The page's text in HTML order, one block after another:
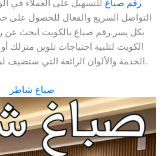
رقم صباغ للتسهيل على العملاء في
التواصل السريع والفعال للحصول على
بكل يسر.رقم صباغ بالكويت ابحث
الكويت لتلبية احتياجات تلوين منزلك
الخدمة والألوان الرائعة التي ستضيف لمسة فنية إلى أي مكان.
صباغ شاطر